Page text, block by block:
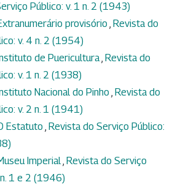
Público: v. 1 n. 2 (1943)
provisório , Revista do
v. 4 n. 2 (1954)
de Puericultura, Revista do
v. 1 n. 2 (1938)
Nacional do Pinho , Revista do
v. 2 n. 1 (1941)
Estatuto , Revista do Serviço Público:
Imperial, Revista do Serviço
1 e 2 (1946)